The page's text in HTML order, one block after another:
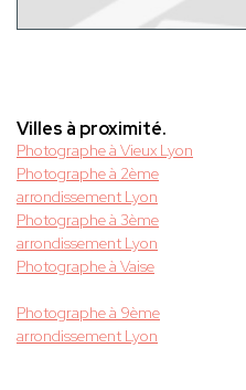
Villes à proximité.
Photographe à Vieux Lyon
Photographe à 2ème
arrondissement Lyon
Photographe à 3ème
arrondissement Lyon
Photographe à Vaise
Photographe à 9ème
arrondissement Lyon